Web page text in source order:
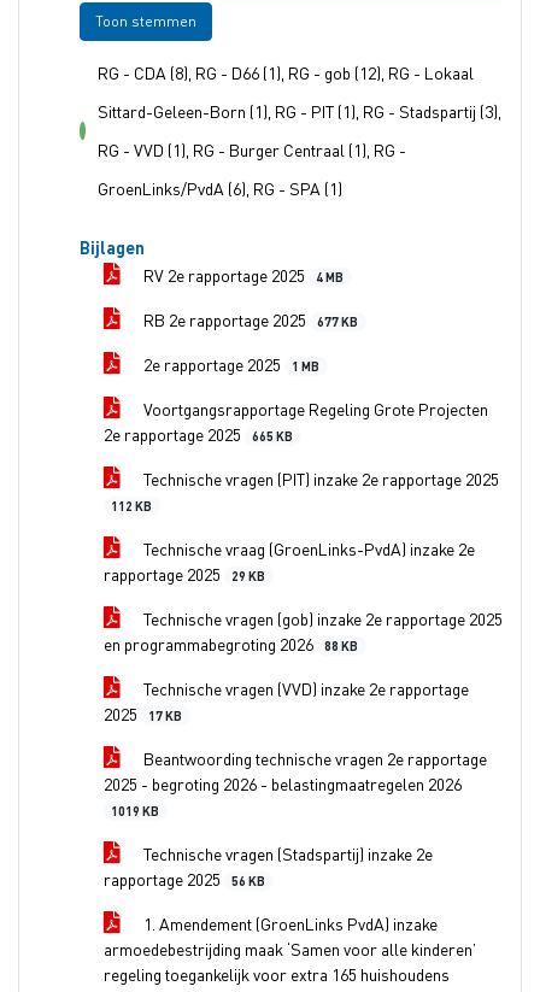
Toon stemmen
voor
RG - CDA (8), RG - D66 (1), RG - gob (12), RG - Lokaal
Sittard-Geleen-Born (1), RG - PIT (1), RG - Stadspartij (3),
RG - VVD (1), RG - Burger Centraal (1), RG -
GroenLinks/PvdA (6), RG - SPA (1)
Bijlagen
RV 2e rapportage 2025
4 MB
RB 2e rapportage 2025 677 KB
2e rapportage 2025 1 MB
Voortgangsrapportage Regeling Grote Projecten
2e rapportage 2025
665 KB
Technische vragen (PIT) inzake 2e rapportage 2025
112 KB
Technische vraag (GroenLinks-PvdA) inzake 2e
rapportage 2025
29 KB
Technische vragen (gob) inzake 2e rapportage 2025
en programmabegroting 2026
88 KB
Technische vragen (VVD) inzake 2e rapportage
2025
17 KB
Beantwoording technische vragen 2e rapportage
2025 - begroting 2026 - belastingmaatregelen 2026
1019 KB
Technische vragen (Stadspartij) inzake 2e
rapportage 2025
56 KB
1. Amendement (GroenLinks PvdA) inzake
armoedebestrijding maak ‘Samen voor alle kinderen’
regeling toegankelijk voor extra 165 huishoudens